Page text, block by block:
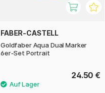
FABER-CASTELL
Goldfaber Aqua Dual Marker
6er-Set Portrait
24.50 €